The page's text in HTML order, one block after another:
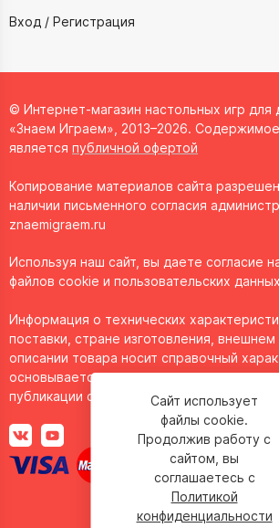
Вход / Регистрация
© Интернет-магазин настольных игр для
«Знаем Играем», 2013–2026.
является публичной офертой
Копирование материалов сайта
наличии письменного согласия
znaemigraem.ru
Используя наш сайт, вы даете согласие
файлов cookie и пользовательских
Информация о технических
поставки, стране изготовления,
описании товара носит справочный
основывается на последних доступных
публикации сведениях.Сайт использует
файлы cookie.
Продолжив работу с
сайтом, вы
соглашаетесь с
Политикой
конфиденциальности